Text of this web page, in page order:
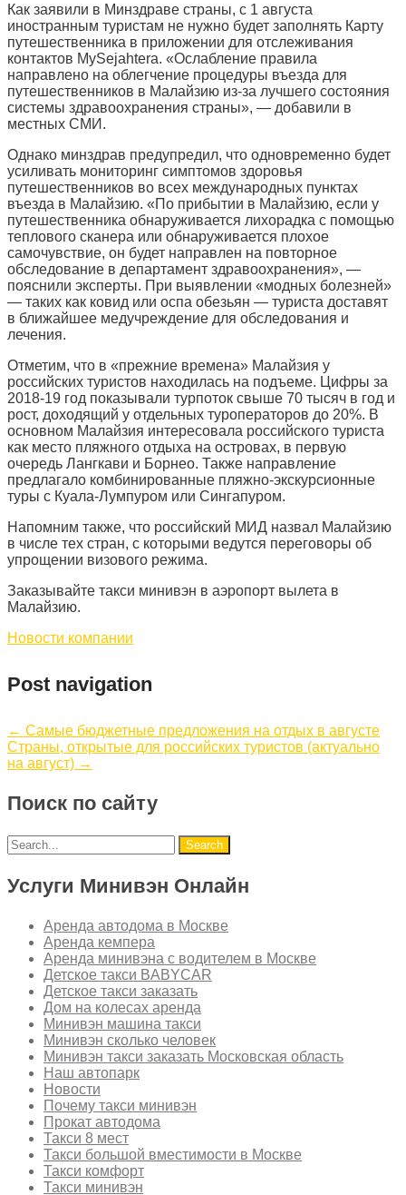
Как заявили в Минздраве страны, с 1 августа
иностранным туристам не нужно будет заполнять Карту
путешественника в приложении для отслеживания
контактов MySejahtera. «Ослабление правила
направлено на облегчение процедуры въезда для
путешественников в Малайзию из-за лучшего состояния
системы здравоохранения страны», — добавили в
местных СМИ.
Однако минздрав предупредил, что одновременно будет
усиливать мониторинг симптомов здоровья
путешественников во всех международных пунктах
въезда в Малайзию. «По прибытии в Малайзию, если у
путешественника обнаруживается лихорадка с помощью
теплового сканера или обнаруживается плохое
самочувствие, он будет направлен на повторное
обследование в департамент здравоохранения», —
пояснили эксперты. При выявлении «модных болезней»
— таких как ковид или оспа обезьян — туриста доставят
в ближайшее медучреждение для обследования и
лечения.
Отметим, что в «прежние времена» Малайзия у
российских туристов находилась на подъеме. Цифры за
2018-19 год показывали турпоток свыше 70 тысяч в год и
рост, доходящий у отдельных туроператоров до 20%. В
основном Малайзия интересовала российского туриста
как место пляжного отдыха на островах, в первую
очередь Лангкави и Борнео. Также направление
предлагало комбинированные пляжно-экскурсионные
туры с Куала-Лумпуром или Сингапуром.
Напомним также, что российский МИД назвал Малайзию
в числе тех стран, с которыми ведутся переговоры об
упрощении визового режима.
Заказывайте такси минивэн в аэропорт вылета в
Малайзию.
Новости компании
Post navigation
← Самые бюджетные предложения на отдых в августе
Страны, открытые для российских туристов (актуально
на август) →
Поиск по сайту
Услуги Минивэн Онлайн
Аренда автодома в Москве
Аренда кемпера
Аренда минивэна с водителем в Москве
Детское такси BABYCAR
Детское такси заказать
Дом на колесах аренда
Минивэн машина такси
Минивэн сколько человек
Минивэн такси заказать Московская область
Наш автопарк
Новости
Почему такси минивэн
Прокат автодома
Такси 8 мест
Такси большой вместимости в Москве
Такси комфорт
Такси минивэн